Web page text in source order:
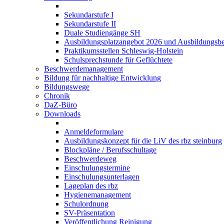
Sekundarstufe I
Sekundarstufe II
Duale Studiengänge SH
Ausbildungsplatzangebot 2026 und
Praktikumsstellen Schleswig-Holstein
Schulsprechstunde für Geflüchtete
Beschwerdemanagement
Bildung für nachhaltige Entwicklung
Bildungswege
Chronik
DaZ-Büro
Downloads
Anmeldeformulare
Ausbildungskonzept für die LiV des rbz steinburg
Blockpläne / Berufsschultage
Beschwerdeweg
Einschulungstermine
Einschulungsunterlagen
Lageplan des rbz
Hygienemanagement
Schulordnung
SV-Präsentation
Veröffentlichung Reinigung